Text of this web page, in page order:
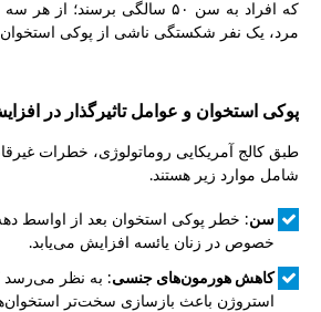
که افراد به سن ۵۰ سالگی برسند؛
مرد، یک نفر شکستگی ناشی از پوکی استخوان
پوکی استخوان و عوامل تاثیرگذار در
طبق کالج آمریکایی روماتولوژی، خطرات
شامل موارد زیر هستند.
سن
خصوص در زنان یائسه افزایش می‌یابد.
کاهش هورمون‌های جنسی: به نظر می‌رسد
استروژن باعث بازسازی سخت‌تر